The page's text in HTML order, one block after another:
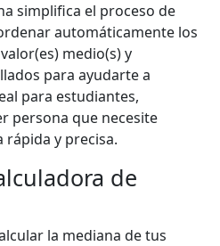
simplifica el proceso de
automáticamente los
medio(s) y
para ayudarte a
para estudiantes,
persona que necesite
rápida y precisa.
de
la mediana de tus